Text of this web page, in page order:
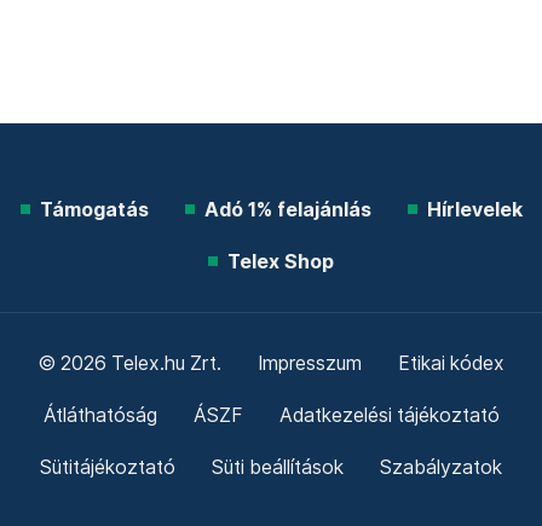
Támogatás Adó 1% felajánlás Hírlevelek
Telex Shop
© 2026 Telex.hu Zrt. Impresszum Etikai kódex
Átláthatóság ÁSZF Adatkezelési tájékoztató
Sütitájékoztató Süti beállítások Szabályzatok